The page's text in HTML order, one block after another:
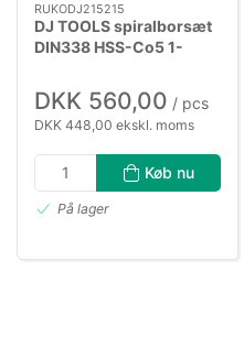
RUKODJ215215
DJ TOOLS spiralborsæt
DIN338 HSS-Co5 1-
DKK 560,00 / pcs
DKK 448,00 ekskl. moms
Køb nu
På lager